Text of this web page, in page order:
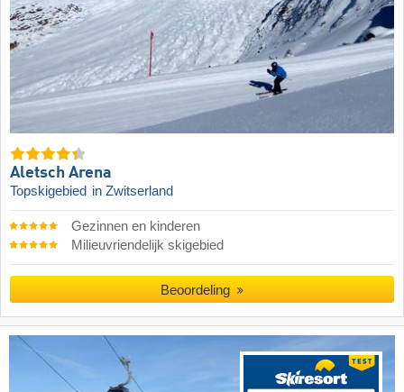
Aletsch Arena
Topskigebied in Zwitserland
Gezinnen en kinderen
Milieuvriendelijk skigebied
Beoordeling